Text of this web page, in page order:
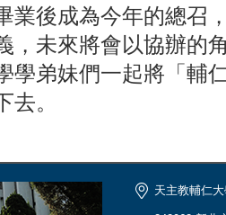
業後成為今年的總召
，未來將會以協辦的
學弟妹們一起將「輔
去。
天主教輔仁